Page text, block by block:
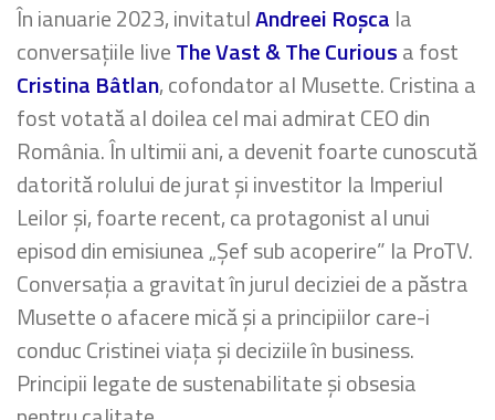
În ianuarie 2023, invitatulAndreei Roșca la
conversațiile liveThe Vast & The Curiousa fost
Cristina Bâtlan, cofondator al Musette. Cristina a
fost votată al doilea cel mai admirat CEO din
România. În ultimii ani, a devenit foarte cunoscută
datorită rolului de jurat și investitor la Imperiul
Leilor și, foarte recent, ca protagonist al unui
episod din emisiunea „Șef sub acoperire” la ProTV.
Conversația a gravitat în jurul deciziei de a păstra
Musette o afacere mică și a principiilor care-i
conduc Cristinei viața și deciziile în business.
Principii legate de sustenabilitate și obsesia